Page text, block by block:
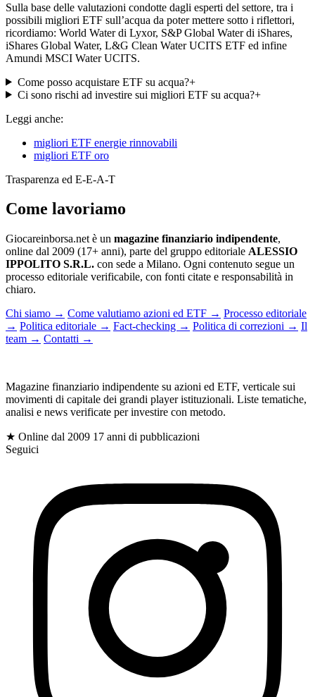
Sulla base delle valutazioni condotte dagli esperti del settore, tra i
possibili migliori ETF sull’acqua da poter mettere sotto i riflettori,
ricordiamo: World Water di Lyxor, S&P Global Water di iShares,
iShares Global Water, L&G Clean Water UCITS ETF ed infine
Amundi MSCI Water UCITS.
Come posso acquistare ETF su acqua?+
Ci sono rischi ad investire sui migliori ETF su acqua?+
Leggi anche:
migliori ETF energie rinnovabili
migliori ETF oro
Trasparenza ed E-E-A-T
Come lavoriamo
Giocareinborsa.net è un magazine finanziario indipendente,
online dal 2009 (17+ anni), parte del gruppo editoriale ALESSIO
IPPOLITO S.R.L. con sede a Milano. Ogni contenuto segue un
processo editoriale verificabile, con fonti citate e responsabilità in
chiaro.
Chi siamo → Come valutiamo azioni ed ETF → Processo editoriale
→ Politica editoriale → Fact-checking → Politica di correzioni → Il
team → Contatti →
$
Magazine finanziario indipendente su azioni ed ETF, verticale sui
movimenti di capitale dei grandi player istituzionali. Liste tematiche,
analisi e news verificate per investire con metodo.
★ Online dal 2009 17 anni di pubblicazioni
Seguici